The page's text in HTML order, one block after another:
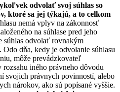
odvolať svoj súhlas so
ktoré sa jej týkajú, a to celkom
nemá vplyv na zákonnosť
na súhlase pred jeho
súhlas odvolať rovnakým
Odo dňa, kedy je odvolanie súhlasu
môže prevádzkovateľ
iného právneho dôvodu
svojich právnych povinností, alebo
nárokov, ako sú popísané vyššie.